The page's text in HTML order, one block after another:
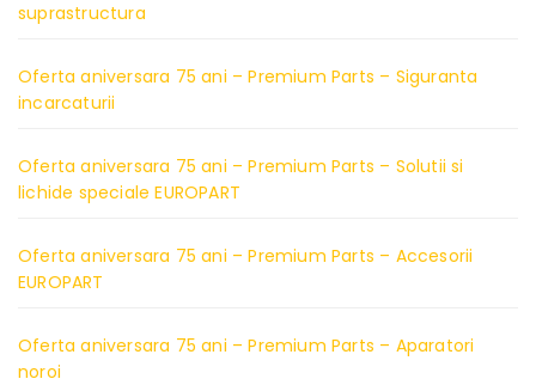
suprastructura
Oferta aniversara 75 ani – Premium Parts – Siguranta
incarcaturii
Oferta aniversara 75 ani – Premium Parts – Solutii si
lichide speciale EUROPART
Oferta aniversara 75 ani – Premium Parts – Accesorii
EUROPART
Oferta aniversara 75 ani – Premium Parts – Aparatori
noroi